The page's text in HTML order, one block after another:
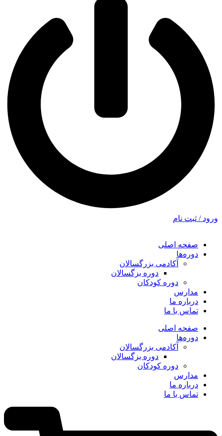
ورود / ثبت نام
صفحه اصلی
دوره‌ها
آکادمی بزرگسالان
دوره بزگسالان
دوره کودکان
مدارس
درباره ما
تماس با ما
صفحه اصلی
دوره‌ها
آکادمی بزرگسالان
دوره بزگسالان
دوره کودکان
مدارس
درباره ما
تماس با ما